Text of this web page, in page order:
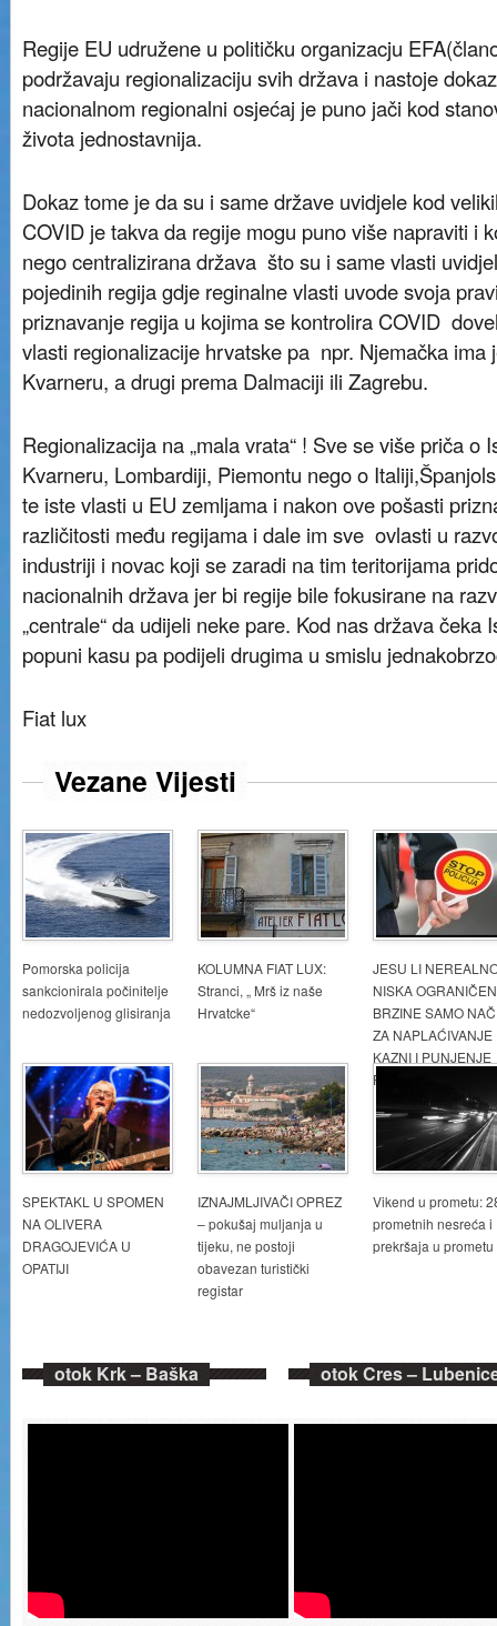
Regije EU udružene u političku organizacju
podržavaju regionalizaciju svih država i nastoje
nacionalnom regionalni osjećaj je puno jači kod
života jednostavnija.
Dokaz tome je da su i same države uvidjele kod
COVID je takva da regije mogu puno više napraviti i
nego centralizirana država što su i same vlasti
pojedinih regija gdje reginalne vlasti uvode svoja
priznavanje regija u kojima se kontrolira COVID
vlasti regionalizacije hrvatske pa npr. Njemačka ima
Kvarneru, a drugi prema Dalmaciji ili Zagrebu.
Regionalizacija na „mala vrata“ ! Sve se više priča o
Kvarneru, Lombardiji, Piemontu nego o
te iste vlasti u EU zemljama i nakon ove pošasti
različitosti među regijama i dale im sve ovlasti u
industriji i novac koji se zaradi na tim teritorijama
nacionalnih država jer bi regije bile fokusirane na
„centrale“ da udijeli neke pare. Kod nas država čeka
popuni kasu pa podijeli drugima u smislu
Fiat lux
Vezane Vijesti
Pomorska policija
sankcionirala počinitelje
nedozvoljenog glisiranja
KOLUMNA FIAT LUX:
Stranci, „ Mrš iz naše
Hrvatcke“
JESU LI
NISKA
BRZINE SAMO
ZA NAPLAĆIVANJE
KAZNI I PUNJENJE
PRORAČUNA?
SPEKTAKL U SPOMEN
NA OLIVERA
DRAGOJEVIĆA U
OPATIJI
IZNAJMLJIVAČI OPREZ
– pokušaj muljanja u
tijeku, ne postoji
obavezan turistički
registar
Vikend u prometu:
prometnih nesreća i
prekršaja u prometu
otok Krk – Baška otok Cres –